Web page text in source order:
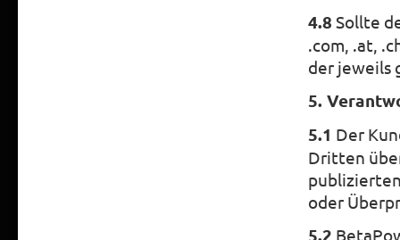
4.8 Sollte
.com, .at,
der jeweils
5.
5.1 Der
Dritten
oder
5.2